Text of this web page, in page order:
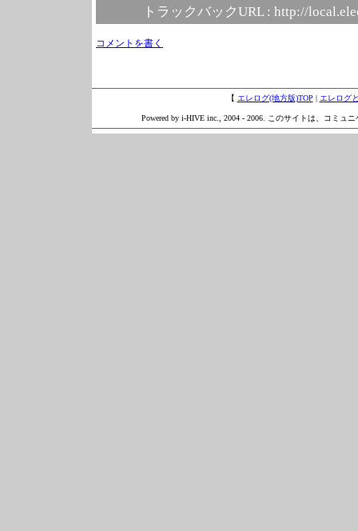
トラックバックURL : http://
コメントを書く
【 エレログ(地方版)TOP エレログ
Powered by i-HIVE inc., 2004 - 2006. このサイトは、コミュ